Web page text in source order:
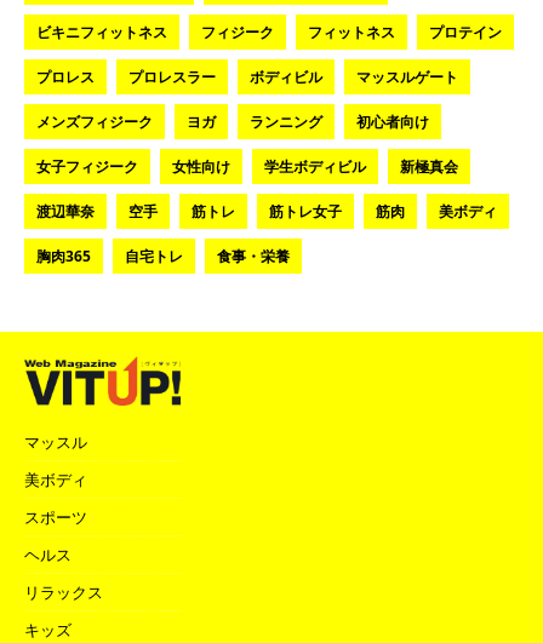
ビキニフィットネス フィジーク フィットネス プロテイン
プロレス プロレスラー ボディビル マッスルゲート
メンズフィジーク ヨガ ランニング 初心者向け
女子フィジーク 女性向け 学生ボディビル 新極真会
渡辺華奈 空手 筋トレ 筋トレ女子 筋肉 美ボディ
胸肉365 自宅トレ 食事・栄養
マッスル
美ボディ
スポーツ
ヘルス
リラックス
キッズ